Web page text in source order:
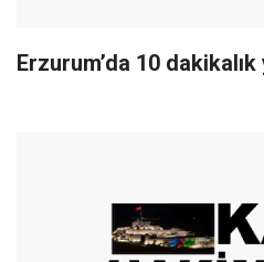
Erzurum’da 10